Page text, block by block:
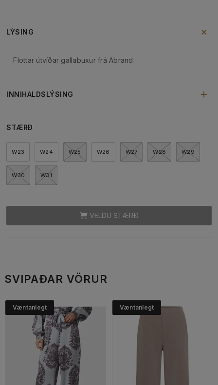
LÝSING
Flottar útvíðar gallabuxur frá Abrand.
INNIHALDSLÝSING
STÆRÐ
W23 W24 W25 W26 W27 W28 W29
W30 W31
VELDU STÆRÐ
SVIPAÐAR VÖRUR
Væntanlegt Væntanlegt